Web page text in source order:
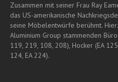
Zusammen mit seiner Frau Ray
das US-amerikanische
seine Möbelentwürfe berühmt.
Aluminium Group stammenden
119, 219, 108, 208), Hocker (EA
124, EA 224).